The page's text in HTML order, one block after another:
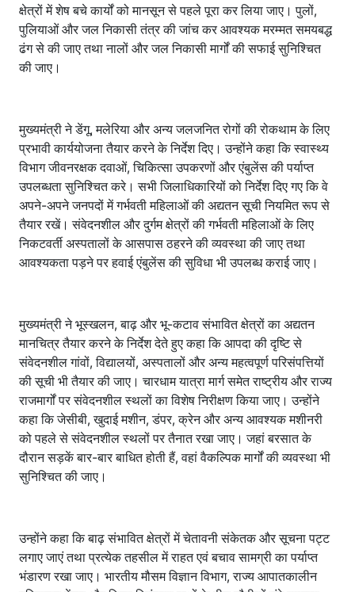
क्षेत्रों में शेष बचे कार्यों को मानसून से पहले पूरा कर लिया जाए। पुलों,
पुलियाओं और जल निकासी तंत्र की जांच कर आवश्यक मरम्मत समयबद्ध
ढंग से की जाए तथा नालों और जल निकासी मार्गों की सफाई सुनिश्चित
की जाए।
मुख्यमंत्री ने डेंगू, मलेरिया और अन्य जलजनित रोगों की रोकथाम के लिए
प्रभावी कार्ययोजना तैयार करने के निर्देश दिए। उन्होंने कहा कि स्वास्थ्य
विभाग जीवनरक्षक दवाओं, चिकित्सा उपकरणों और एंबुलेंस की पर्याप्त
उपलब्धता सुनिश्चित करे। सभी जिलाधिकारियों को निर्देश दिए गए कि वे
अपने-अपने जनपदों में गर्भवती महिलाओं की अद्यतन सूची नियमित रूप से
तैयार रखें। संवेदनशील और दुर्गम क्षेत्रों की गर्भवती महिलाओं के लिए
निकटवर्ती अस्पतालों के आसपास ठहरने की व्यवस्था की जाए तथा
आवश्यकता पड़ने पर हवाई एंबुलेंस की सुविधा भी उपलब्ध कराई जाए।
मुख्यमंत्री ने भूस्खलन, बाढ़ और भू-कटाव संभावित क्षेत्रों का अद्यतन
मानचित्र तैयार करने के निर्देश देते हुए कहा कि आपदा की दृष्टि से
संवेदनशील गांवों, विद्यालयों, अस्पतालों और अन्य महत्वपूर्ण परिसंपत्तियों
की सूची भी तैयार की जाए। चारधाम यात्रा मार्ग समेत राष्ट्रीय और राज्य
राजमार्गों पर संवेदनशील स्थलों का विशेष निरीक्षण किया जाए। उन्होंने
कहा कि जेसीबी, खुदाई मशीन, डंपर, क्रेन और अन्य आवश्यक मशीनरी
को पहले से संवेदनशील स्थलों पर तैनात रखा जाए। जहां बरसात के
दौरान सड़कें बार-बार बाधित होती हैं, वहां वैकल्पिक मार्गों की व्यवस्था भी
सुनिश्चित की जाए।
उन्होंने कहा कि बाढ़ संभावित क्षेत्रों में चेतावनी संकेतक और सूचना पट्ट
लगाए जाएं तथा प्रत्येक तहसील में राहत एवं बचाव सामग्री का पर्याप्त
भंडारण रखा जाए। भारतीय मौसम विज्ञान विभाग, राज्य आपातकालीन